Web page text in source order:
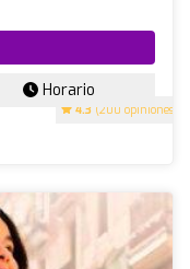
4.3 (200 opiniones)
Horario